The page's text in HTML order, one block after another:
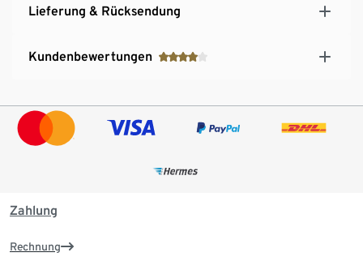
Lieferung & Rücksendung
Kundenbewertungen
Zahlung
Rechnung